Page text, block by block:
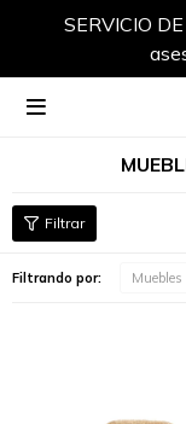
SERVICIO

Filtrando por: Muebles